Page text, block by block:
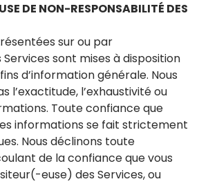
DE NON-RESPONSABILITÉ DES
sur ou par
sont mises à disposition
d’information générale. Nous
l’exactitude, l’exhaustivité ou
Toute confiance que
informations se fait strictement
Nous déclinons toute
de la confiance que vous
euse) des Services, ou